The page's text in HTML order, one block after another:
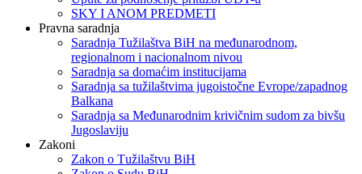
SKY I ANOM PREDMETI
Pravna saradnja
Saradnja Tužilaštva BiH na međunarodnom,
regionalnom i nacionalnom nivou
Saradnja sa domaćim institucijama
Saradnja sa tužilaštvima jugoistočne Evrope/zapadnog
Balkana
Saradnja sa Međunarodnim krivičnim sudom za bivšu
Jugoslaviju
Zakoni
Zakon o Тužilaštvu BiH